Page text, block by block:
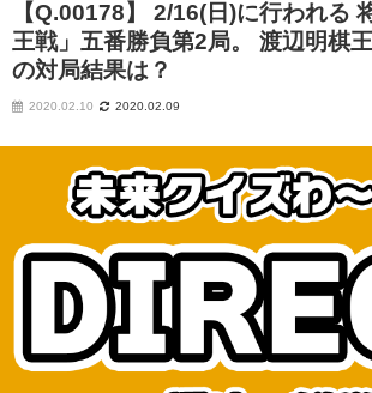
【Q.00178】 2/16(日)に行われる
王戦」五番勝負第2局。 渡辺明棋
の対局結果は？
2020.02.10 2020.02.09